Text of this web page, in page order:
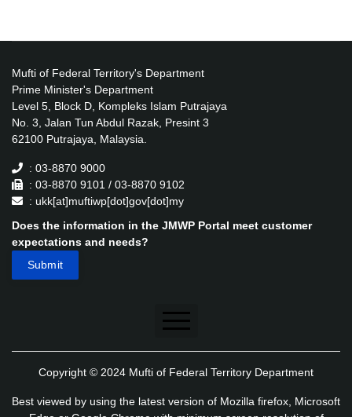
Mufti of Federal Territory's Department
Prime Minister's Department
Level 5, Block D, Kompleks Islam Putrajaya
No. 3, Jalan Tun Abdul Razak, Presint 3
62100 Putrajaya, Malaysia.
: 03-8870 9000
: 03-8870 9101 / 03-8870 9102
: ukk[at]muftiwp[dot]gov[dot]my
Does the information in the JMWP Portal meet customer
expectations and needs?
Disclaimer
Copyright © 2024 Mufti of Federal Territory Department
Best viewed by using the latest version of Mozilla firefox, Microsoft